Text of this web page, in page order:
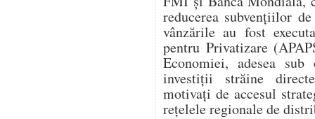
reducerea subvențiilor
vânzările au fost
pentru Privatizare
Economiei, adesea
investiții străine
motivați de accesul
rețelele regionale de